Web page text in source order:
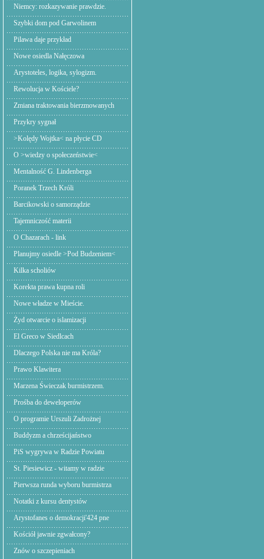
Niemcy: rozkazywanie prawdzie.
Szybki dom pod Garwolinem
Pilawa daje przykład
Nowe osiedla Nałęczowa
Arystoteles, logika, sylogizm.
Rewolucja w Kościele?
Zmiana traktowania bierzmowanych
Przykry sygnał
>Kolędy Wojtka< na płycie CD
O >wiedzy o społeczeństwie<
Mentalność G. Lindenberga
Poranek Trzech Króli
Barcikowski o samorządzie
Tajemniczość materii
O Chazarach - link
Planujmy osiedle >Pod Budzeniem<
Kilka scholiów
Korekta prawa kupna roli
Nowe władze w Mieście.
Żyd otwarcie o islamizacji
El Greco w Siedlcach
Dlaczego Polska nie ma Króla?
Prawo Klawitera
Marzena Świeczak burmistrzem.
Prośba do deweloperów
O programie Urszuli Zadrożnej
Buddyzm a chrześcijaństwo
PiS wygrywa w Radzie Powiatu
St. Piesiewicz - witamy w radzie
Pierwsza runda wyboru burmistrza
Notatki z kursu dentystów
Arystofanes o demokracji'424 pne
Kościół jawnie zgwałcony?
Znów o szczepieniach